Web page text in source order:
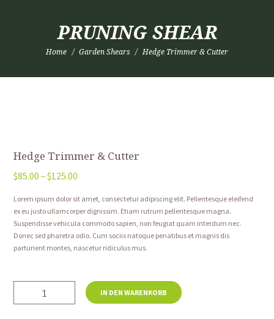
PRUNING SHEAR
Home Garden Shears Hedge Trimmer & Cutter
Hedge Trimmer & Cutter
$85.00 –$125.00
Lorem ipsum dolor sit amet, consectetur adipiscing elit. Pellentesque eleifend
ex eu justo ullamcorper dignissim. Etiam rutrum pellentesque magna.
Suspendisse vehicula commodo sapien, non feugiat quam interdum nec.
Donec sed pharetra odio. Cum sociis natoque penatibus et magnis dis
parturient montes, nascetur ridiculus mus.
IN DEN WARENKORB